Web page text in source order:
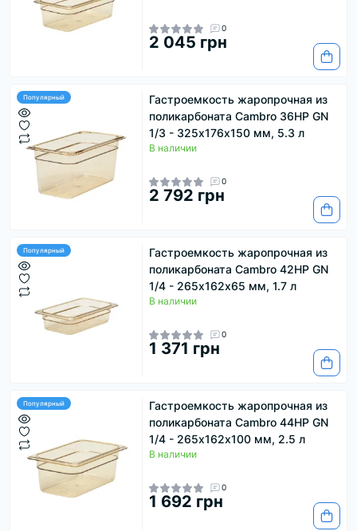
0
2 045 грн
Популярный
Гастроемкость жаропрочная из
поликарбоната Cambro 36HP GN
1/3 - 325х176х150 мм, 5.3 л
В наличии
0
2 792 грн
Популярный
Гастроемкость жаропрочная из
поликарбоната Cambro 42HP GN
1/4 - 265х162х65 мм, 1.7 л
В наличии
0
1 371 грн
Популярный
Гастроемкость жаропрочная из
поликарбоната Cambro 44HP GN
1/4 - 265х162х100 мм, 2.5 л
В наличии
0
1 692 грн